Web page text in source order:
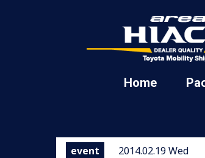
Home
event 2014.02.19 Wed